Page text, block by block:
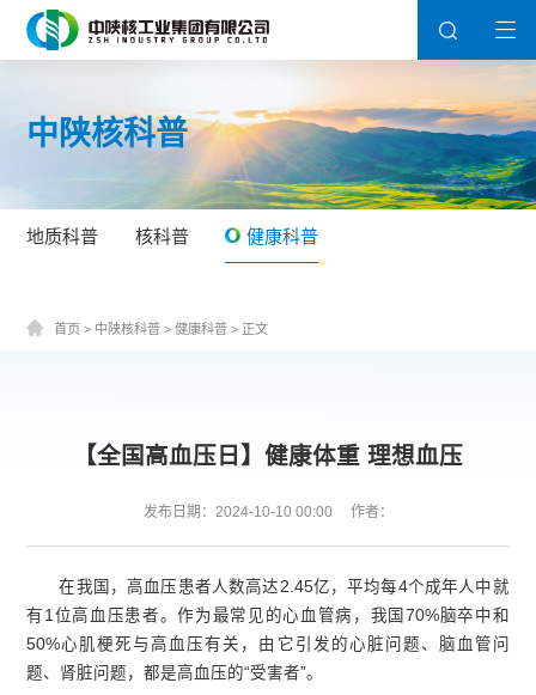
中陕核科普
地质科普 核科普 健康科普
首页> 中陕核科普> 健康科普> 正文
【全国高血压日】健康体重 理想血压
发布日期：2024-10-10 00:00 作者：
在我国，高血压患者人数高达2.45亿，平均每4个成年人中就
有1位高血压患者。作为最常见的心血管病，我国70%脑卒中和
50%心肌梗死与高血压有关，由它引发的心脏问题、脑血管问
题、肾脏问题，都是高血压的“受害者”。